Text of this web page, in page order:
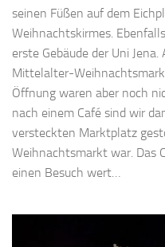
seinen Füßen auf dem
Weihnachtskirmes.
erste Gebäude der Uni
Mittelalter-
Öffnung waren aber noch
nach einem Café sind wir
versteckten Marktplatz
Weihnachtsmarkt war. Das
einen Besuch wert…